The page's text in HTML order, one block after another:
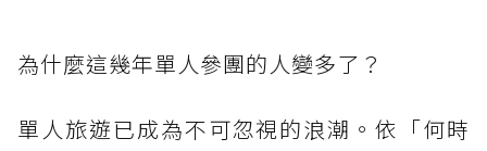
為什麼這幾年單人參團的人變多了？
單人旅遊已成為不可忽視的浪潮。依「何時